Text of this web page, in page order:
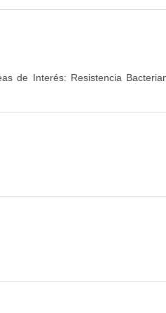
de Interés: Resistencia